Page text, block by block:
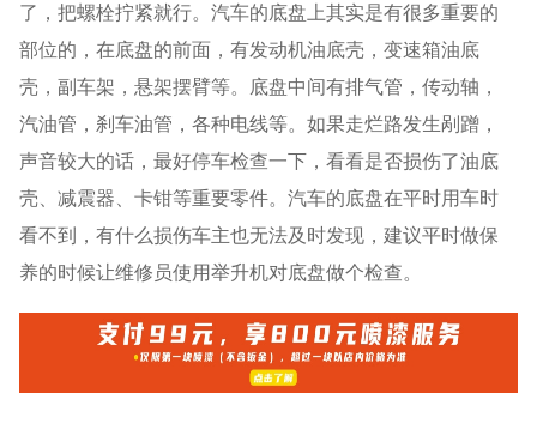
了，把螺栓拧紧就行。汽车的底盘上其实是有很多重要的
部位的，在底盘的前面，有发动机油底壳，变速箱油底
壳，副车架，悬架摆臂等。底盘中间有排气管，传动轴，
汽油管，刹车油管，各种电线等。如果走烂路发生剐蹭，
声音较大的话，最好停车检查一下，看看是否损伤了油底
壳、减震器、卡钳等重要零件。汽车的底盘在平时用车时
看不到，有什么损伤车主也无法及时发现，建议平时做保
养的时候让维修员使用举升机对底盘做个检查。